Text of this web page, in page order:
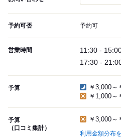
予約可否 予約可
営業時間
11:30 -
17:30 -
予算
￥3,000～
￥1,000～
予算
（口コミ集計）
￥3,000～
利用金額分布